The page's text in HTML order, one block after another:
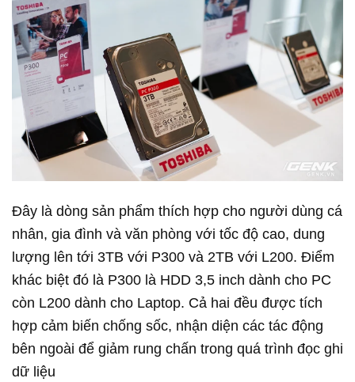
Đây là dòng sản phẩm thích hợp cho người dùng cá
nhân, gia đình và văn phòng với tốc độ cao, dung
lượng lên tới 3TB với P300 và 2TB với L200. Điểm
khác biệt đó là P300 là HDD 3,5 inch dành cho PC
còn L200 dành cho Laptop. Cả hai đều được tích
hợp cảm biến chống sốc, nhận diện các tác động
bên ngoài để giảm rung chấn trong quá trình đọc ghi
dữ liệu